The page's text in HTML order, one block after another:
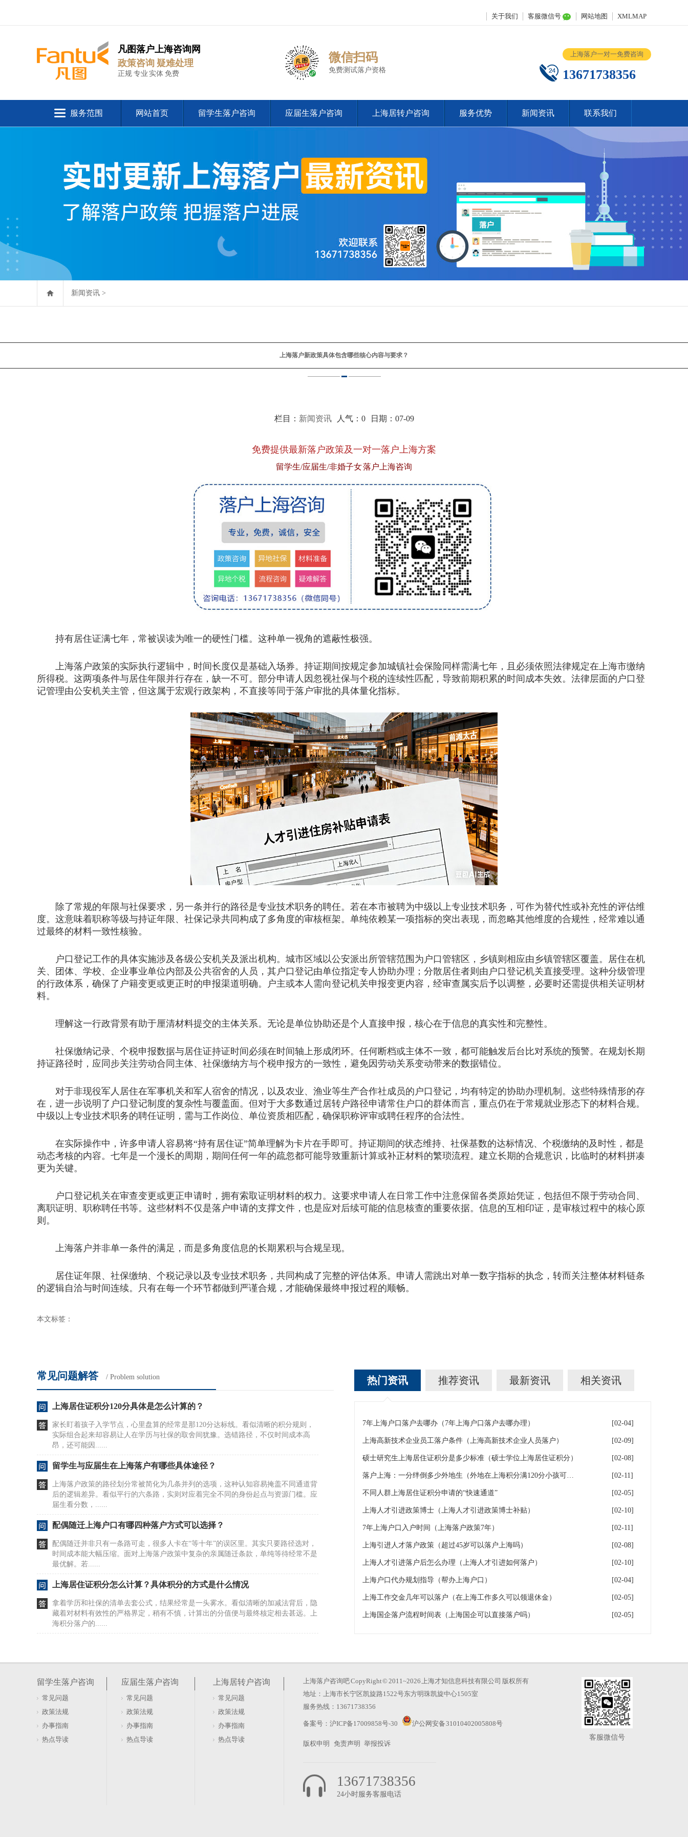
关于我们 客服微信号 网站地图 XMLMAP
凡图落户上海咨询网
政策咨询 疑难处理
正规 专业 实体 免费
微信扫码
免费测试落户资格
上海落户一对一免费咨询
13671738356
服务范围 网站首页 留学生落户咨询 应届生落户咨询 上海居转户咨询 服务优势 新闻资讯 联系我们
新闻资讯 >
上海落户新政策具体包含哪些核心内容与要求？
栏目： 新闻资讯人气： 0日期：07-09
免费提供最新落户政策及一对一落户上海方案
留学生/应届生/非婚子女 落户上海咨询
持有居住证满七年，常被误读为唯一的硬性门槛。这种单一视角的遮蔽性极强。
上海落户政策的实际执行逻辑中，时间长度仅是基础入场券。持证期间按规定参加城镇社会保险同样需满七年，且必须依照法律规定在上海市缴纳
所得税。这两项条件与居住年限并行存在，缺一不可。部分申请人因忽视社保与个税的连续性匹配，导致前期积累的时间成本失效。法律层面的户口登
记管理由公安机关主管，但这属于宏观行政架构，不直接等同于落户审批的具体量化指标。
除了常规的年限与社保要求，另一条并行的路径是专业技术职务的聘任。若在本市被聘为中级以上专业技术职务，可作为替代性或补充性的评估维
度。这意味着职称等级与持证年限、社保记录共同构成了多角度的审核框架。单纯依赖某一项指标的突出表现，而忽略其他维度的合规性，经常难以通
过最终的材料一致性核验。
户口登记工作的具体实施涉及各级公安机关及派出机构。城市区域以公安派出所管辖范围为户口管辖区，乡镇则相应由乡镇管辖区覆盖。居住在机
关、团体、学校、企业事业单位内部及公共宿舍的人员，其户口登记由单位指定专人协助办理；分散居住者则由户口登记机关直接受理。这种分级管理
的行政体系，确保了户籍变更或更正时的申报渠道明确。户主或本人需向登记机关申报变更内容，经审查属实后予以调整，必要时还需提供相关证明材
料。
理解这一行政背景有助于厘清材料提交的主体关系。无论是单位协助还是个人直接申报，核心在于信息的真实性和完整性。
社保缴纳记录、个税申报数据与居住证持证时间必须在时间轴上形成闭环。任何断档或主体不一致，都可能触发后台比对系统的预警。在规划长期
持证路径时，应同步关注劳动合同主体、社保缴纳方与个税申报方的一致性，避免因劳动关系变动带来的数据错位。
对于非现役军人居住在军事机关和军人宿舍的情况，以及农业、渔业等生产合作社成员的户口登记，均有特定的协助办理机制。这些特殊情形的存
在，进一步说明了户口登记制度的复杂性与覆盖面。但对于大多数通过居转户路径申请常住户口的群体而言，重点仍在于常规就业形态下的材料合规。
中级以上专业技术职务的聘任证明，需与工作岗位、单位资质相匹配，确保职称评审或聘任程序的合法性。
在实际操作中，许多申请人容易将“持有居住证”简单理解为卡片在手即可。持证期间的状态维持、社保基数的达标情况、个税缴纳的及时性，都是
动态考核的内容。七年是一个漫长的周期，期间任何一年的疏忽都可能导致重新计算或补正材料的繁琐流程。建立长期的合规意识，比临时的材料拼凑
更为关键。
户口登记机关在审查变更或更正申请时，拥有索取证明材料的权力。这要求申请人在日常工作中注意保留各类原始凭证，包括但不限于劳动合同、
离职证明、职称聘任书等。这些材料不仅是落户申请的支撑文件，也是应对后续可能的信息核查的重要依据。信息的互相印证，是审核过程中的核心原
则。
上海落户并非单一条件的满足，而是多角度信息的长期累积与合规呈现。
居住证年限、社保缴纳、个税记录以及专业技术职务，共同构成了完整的评估体系。申请人需跳出对单一数字指标的执念，转而关注整体材料链条
的逻辑自洽与时间连续。只有在每一个环节都做到严谨合规，才能确保最终申报过程的顺畅。
本文标签：
常见问题解答 / Problem solution
上海居住证积分120分具体是怎么计算的？
家长盯着孩子入学节点，心里盘算的经常是那120分达标线。看似清晰的积分规则，
实际组合起来却容易让人在学历与社保的取舍间犹豫。选错路径，不仅时间成本高
昂，还可能因......
留学生与应届生在上海落户有哪些具体途径？
上海落户政策的路径划分常被简化为几条并列的选项，这种认知容易掩盖不同通道背
后的逻辑差异。看似平行的六条路，实则对应着完全不同的身份起点与资源门槛。应
届生看分数，......
配偶随迁上海户口有哪四种落户方式可以选择？
配偶随迁并非只有一条路可走，很多人卡在“等十年”的误区里。其实只要路径选对，
时间成本能大幅压缩。面对上海落户政策中复杂的亲属随迁条款，单纯等待经常不是
最优解。若......
上海居住证积分怎么计算？具体积分的方式是什么情况
拿着学历和社保的清单去套公式，结果经常是一头雾水。看似清晰的加减法背后，隐
藏着对材料有效性的严格界定，稍有不慎，计算出的分值便与最终核定相去甚远。上
海积分落户的......
很多人盯着社保和劳动合同，以为这是办证的硬门槛。2026年的政策调整却反其道而
本与租赁......
软考证书能否用于上海居住证积分落户办理
盯着软考证书发呆，以为拿到手就能直接兑换上海户口？这种想法太天真。上海积分
卡在有了证......
热门资讯 推荐资讯 最新资讯 相关资讯
7年上海户口落户去哪办（7年上海户口落户去哪办理） [02-04]
上海高新技术企业员工落户条件（上海高新技术企业人员落户） [02-09]
硕士研究生上海居住证积分是多少标准（硕士学位上海居住证积分） [02-08]
落户上海：一分绊倒多少外地生（外地在上海积分满120分小孩可以考上海大学吗） [02-11]
不同人群上海居住证积分申请的“快速通道” [02-05]
上海人才引进政策博士（上海人才引进政策博士补贴） [02-10]
7年上海户口入户时间（上海落户政策7年） [02-11]
上海引进人才落户政策（超过45岁可以落户上海吗） [02-08]
上海人才引进落户后怎么办理（上海人才引进如何落户） [02-10]
上海户口代办规划指导（帮办上海户口） [02-04]
上海工作交金几年可以落户（在上海工作多久可以领退休金） [02-05]
上海国企落户流程时间表（上海国企可以直接落户吗） [02-05]
留学生落户咨询
常见问题
政策法规
办事指南
热点导读
应届生落户咨询
常见问题
政策法规
办事指南
热点导读
上海居转户咨询
常见问题
政策法规
办事指南
热点导读
上海落户咨询吧CopyRight © 2011~2026 上海才知信息科技有限公司 版权所有
地址：上海市长宁区凯旋路1522号东方明珠凯旋中心1505室
服务热线：13671738356
备案号： 沪ICP备17009858号-30 沪公网安备 31010402005808号
版权申明 免责声明 举报投诉
13671738356
24小时服务客服电话
客服微信号